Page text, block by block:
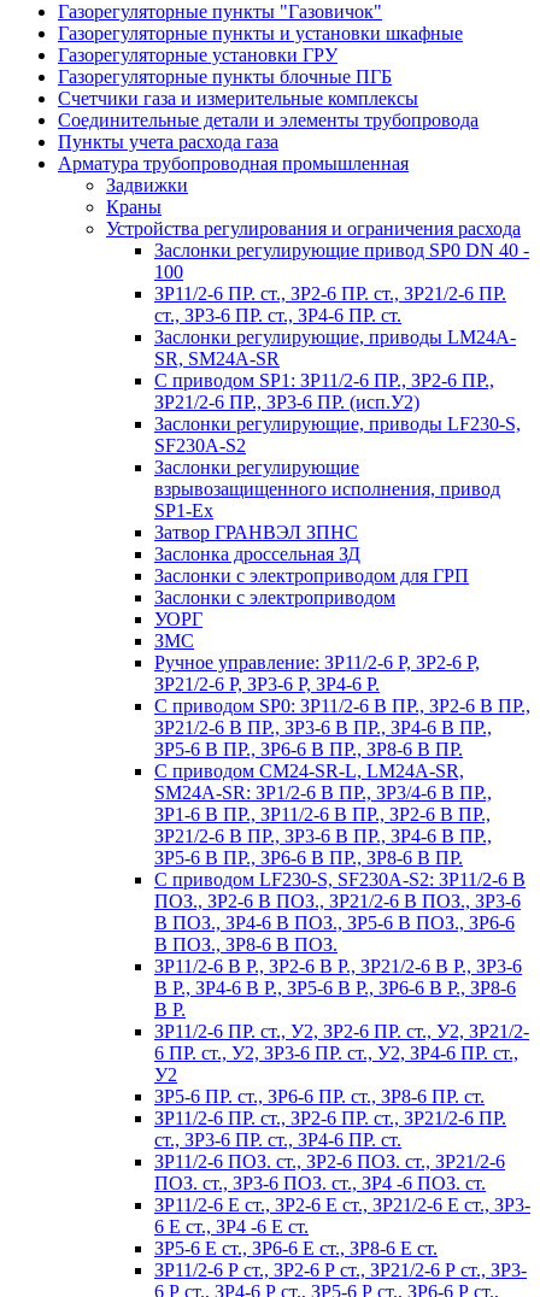
Газорегуляторные пункты "Газовичок"
Газорегуляторные пункты и установки шкафные
Газорегуляторные установки ГРУ
Газорегуляторные пункты блочные ПГБ
Счетчики газа и измерительные комплексы
Соединительные детали и элементы трубопровода
Пункты учета расхода газа
Арматура трубопроводная промышленная
Задвижки
Краны
Устройства регулирования и ограничения расхода
Заслонки регулирующие привод SP0 DN 40 -
100
ЗР11/2-6 ПР. ст., ЗР2-6 ПР. ст., ЗР21/2-6 ПР.
ст., ЗР3-6 ПР. ст., ЗР4-6 ПР. ст.
Заслонки регулирующие, приводы LM24A-
SR, SM24A-SR
С приводом SP1: ЗР11/2-6 ПР., ЗР2-6 ПР.,
ЗР21/2-6 ПР., ЗР3-6 ПР. (исп.У2)
Заслонки регулирующие, приводы LF230-S,
SF230A-S2
Заслонки регулирующие
взрывозащищенного исполнения, привод
SP1-Ex
Затвор ГРАНВЭЛ ЗПНС
Заслонка дроссельная ЗД
Заслонки с электроприводом для ГРП
Заслонки с электроприводом
УОРГ
ЗМС
Ручное управление: ЗР11/2-6 Р, ЗР2-6 Р,
ЗР21/2-6 Р, ЗР3-6 Р, ЗР4-6 Р.
С приводом SP0: ЗР11/2-6 В ПР., ЗР2-6 В ПР.,
ЗР21/2-6 В ПР., ЗР3-6 В ПР., ЗР4-6 В ПР.,
ЗР5-6 В ПР., ЗР6-6 В ПР., ЗР8-6 В ПР.
С приводом CM24-SR-L, LM24A-SR,
SM24A-SR: ЗР1/2-6 В ПР., ЗР3/4-6 В ПР.,
ЗР1-6 В ПР., ЗР11/2-6 В ПР., ЗР2-6 В ПР.,
ЗР21/2-6 В ПР., ЗР3-6 В ПР., ЗР4-6 В ПР.,
ЗР5-6 В ПР., ЗР6-6 В ПР., ЗР8-6 В ПР.
С приводом LF230-S, SF230A-S2: ЗР11/2-6 В
ПОЗ., ЗР2-6 В ПОЗ., ЗР21/2-6 В ПОЗ., ЗР3-6
В ПОЗ., ЗР4-6 В ПОЗ., ЗР5-6 В ПОЗ., ЗР6-6
В ПОЗ., ЗР8-6 В ПОЗ.
ЗР11/2-6 В Р., ЗР2-6 В Р., ЗР21/2-6 В Р., ЗР3-6
В Р., ЗР4-6 В Р., ЗР5-6 В Р., ЗР6-6 В Р., ЗР8-6
В Р.
ЗР11/2-6 ПР. ст., У2, ЗР2-6 ПР. ст., У2, ЗР21/2-
6 ПР. ст., У2, ЗР3-6 ПР. ст., У2, ЗР4-6 ПР. ст.,
У2
ЗР5-6 ПР. ст., ЗР6-6 ПР. ст., ЗР8-6 ПР. ст.
ЗР11/2-6 ПР. ст., ЗР2-6 ПР. ст., ЗР21/2-6 ПР.
ст., ЗР3-6 ПР. ст., ЗР4-6 ПР. ст.
ЗР11/2-6 ПОЗ. ст., ЗР2-6 ПОЗ. ст., ЗР21/2-6
ПОЗ. ст., ЗР3-6 ПОЗ. ст., ЗР4 -6 ПОЗ. ст.
ЗР11/2-6 Е ст., ЗР2-6 Е ст., ЗР21/2-6 Е ст., ЗР3-
6 Е ст., ЗР4 -6 Е ст.
ЗР5-6 Е ст., ЗР6-6 Е ст., ЗР8-6 Е ст.
ЗР11/2-6 Р ст., ЗР2-6 Р ст., ЗР21/2-6 Р ст., ЗР3-
6 Р ст., ЗР4-6 Р ст., ЗР5-6 Р ст., ЗР6-6 Р ст.,